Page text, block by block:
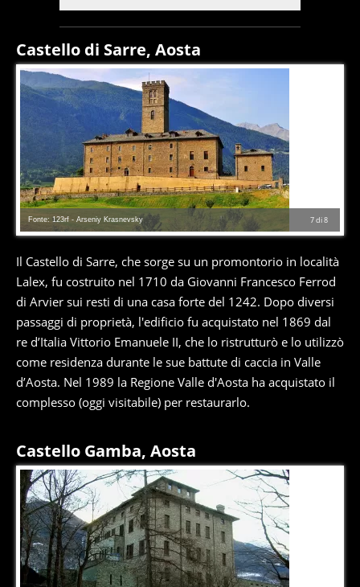
Castello di Sarre, Aosta
7di8
Fonte: 123rf - Arseniy Krasnevsky
Il Castello di Sarre, che sorge su un promontorio in località
Lalex, fu costruito nel 1710 da Giovanni Francesco Ferrod
di Arvier sui resti di una casa forte del 1242. Dopo diversi
passaggi di proprietà, l'edificio fu acquistato nel 1869 dal
re d’Italia Vittorio Emanuele II, che lo ristrutturò e lo utilizzò
come residenza durante le sue battute di caccia in Valle
d’Aosta. Nel 1989 la Regione Valle d'Aosta ha acquistato il
complesso (oggi visitabile) per restaurarlo.
Castello Gamba, Aosta